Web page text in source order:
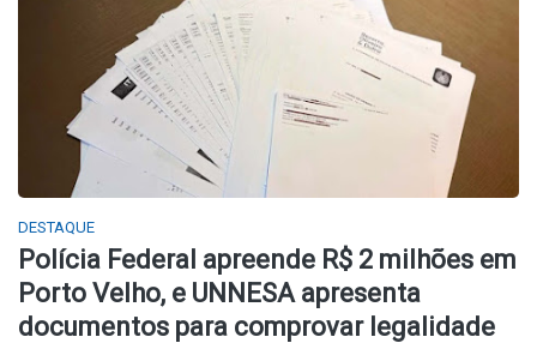
DESTAQUE
Polícia Federal apreende R$ 2 milhões em
Porto Velho, e UNNESA apresenta
documentos para comprovar legalidade